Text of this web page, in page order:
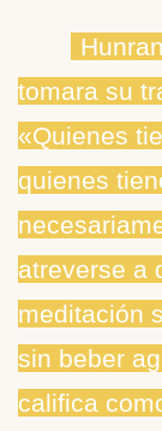
tomara su
«Quienes
quienes
atreverse a
meditación
sin beber
califica